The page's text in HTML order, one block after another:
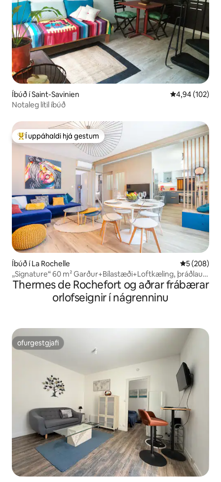
Íbúð í Saint-Savinien 4,94 af 5 í
4,94 (102)
Notaleg lítil íbúð
Í mestu uppáhaldi hjá gestum
Í uppáhaldi hjá gestum
Íbúð í La Rochelle 5 af 5 í
5 (208)
„Signature“ 60 m² Garður+Bílastæði+Loftkæling, þráðlaust
net-Netflix
Thermes de Rochefort og aðrar frábærar
orlofseignir í nágrenninu
ofurgestgjafi
ofurgestgjafi